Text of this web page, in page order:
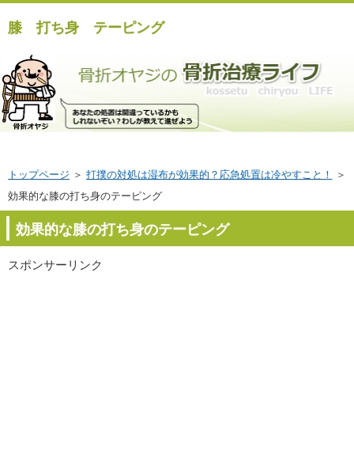
膝 打ち身 テーピング
トップページ ＞ 打撲の対処は湿布が効果的？応急処置は冷やすこと！
＞
効果的な膝の打ち身のテーピング
効果的な膝の打ち身のテーピング
スポンサーリンク